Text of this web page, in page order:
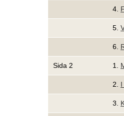
4.
5.
6.
Sida 2 1.
2.
3.